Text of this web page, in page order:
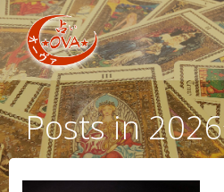
コ
ン
テ
ン
ツ
へ
ス
キ
ッ
Posts in